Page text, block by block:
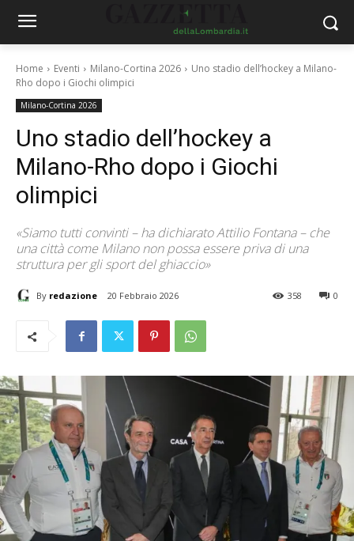
Home Eventi Milano-Cortina 2026
Uno stadio dell’hockey a Milano-
Rho dopo i Giochi olimpici
Milano-Cortina 2026
Uno stadio dell’hockey a
Milano-Rho dopo i Giochi
olimpici
«Siamo tutti convinti – ha dichiarato Attilio Fontana – che
una città come Milano non possa essere priva di una
struttura per gli sport del ghiaccio»
By redazione 20 Febbraio 2026 0
358